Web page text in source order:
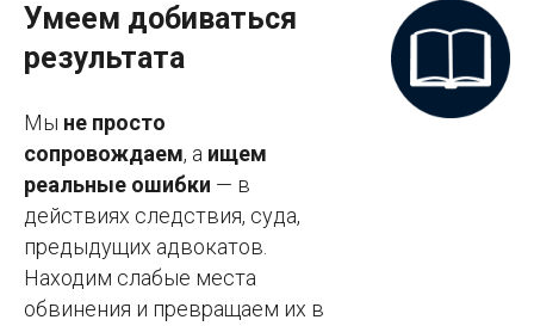
Умеем добиваться
результата
Мы не просто
сопровождаем, а ищем
реальные ошибки — в
действиях следствия, суда,
предыдущих адвокатов.
Находим слабые места
обвинения и превращаем их в